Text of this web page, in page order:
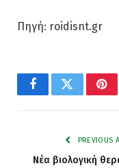
Πηγή: roidisnt.gr
FacebookTwitter
PREVIOUS
Νέα βιολογική